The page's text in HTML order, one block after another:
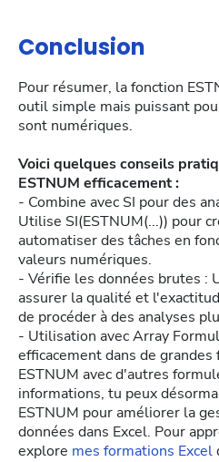
Conclusion
Pour résumer, la fonction
outil simple mais puissant
sont numériques.
Voici quelques conseils
ESTNUM efficacement :
- Combine avec SI pour des
Utilise SI(ESTNUM(...)) pour
automatiser des tâches en
valeurs numériques.
- Vérifie les données brutes :
assurer la qualité et
de procéder à des analyses
- Utilisation avec Array
efficacement dans de
ESTNUM avec d'autres
informations, tu peux
ESTNUM pour améliorer la
données dans Excel. Pour
explore mes formations Excel